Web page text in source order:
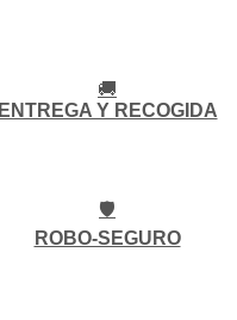
🚚
ENTREGA Y RECOGIDA
🛡️
ROBO-SEGURO